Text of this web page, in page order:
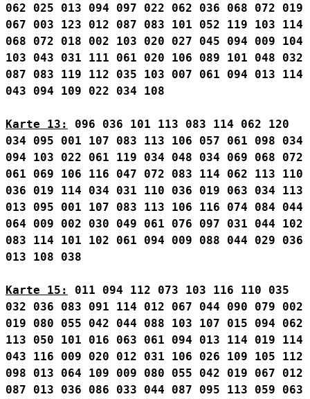
062
025 013 094 097 022 062 036 068 072
019
067
003 123 012 087 083 101 052 119 103
114
068
072 018 002 103 020 027 045 094 009
104
103
043 031 111 061 020 106 089 101 048
032
087
083 119 112 035 103 007 061 094 013
114
043
094 109 022 034 108
Karte 13: 096 036 101 113 083 114 062
120
034
095 001 107 083 113 106 057 061 098
034
094
103 022 061 119 034 048 034 069 068
072
061
069 106 116 047 072 083 114 062 113
110
036
019 114 034 031 110 036 019 063 034
113
013
095 001 107 083 113 106 116 074 084
044
064
009 002 030 049 061 076 097 031 044
102
083
114 101 102 061 094 009 088 044 029
036
013
108 038
Karte 15: 011 094 112 073 103 116 110
035
032
036 083 091 114 012 067 044 090 079
002
019
080 055 042 044 088 103 107 015 094
062
113
050 101 016 063 061 094 013 114 019
114
043
116 009 020 012 031 106 026 109 105
112
098
013 064 109 009 080 055 042 019 067
012
087
013 036 086 033 044 087 095 113 059
063